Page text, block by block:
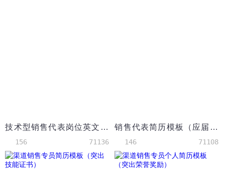
技术型销售代表岗位英文简历模板（应届生初级岗位）
156 71136
销售代表简历模板（应届生初级岗位）
146 71108